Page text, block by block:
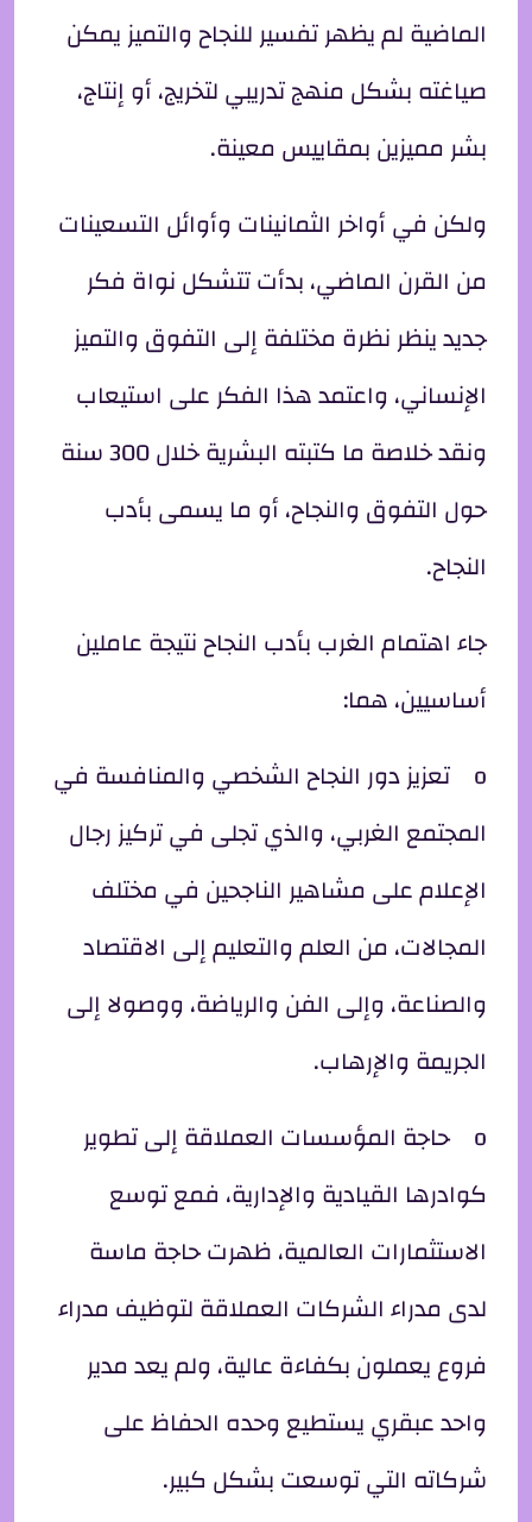
الماضية لم يظهر تفسير للنجاح والتميز يمكن
صياغته بشكل منهج تدريبي لتخريج، أو إنتاج،
بشر مميزين بمقاييس معينة.
ولكن في أواخر الثمانينات وأوائل التسعينات
من القرن الماضي، بدأت تتشكل نواة فكر
جديد ينظر نظرة مختلفة إلى التفوق والتميز
الإنساني، واعتمد هذا الفكر على استيعاب
ونقد خلاصة ما كتبته البشرية خلال 300 سنة
حول التفوق والنجاح، أو ما يسمى بأدب
النجاح.
جاء اهتمام الغرب بأدب النجاح نتيجة عاملين
أساسيين، هما:
o تعزيز دور النجاح الشخصي والمنافسة في
المجتمع الغربي، والذي تجلى في تركيز رجال
الإعلام على مشاهير الناجحين في مختلف
المجالات، من العلم والتعليم إلى الاقتصاد
والصناعة، وإلى الفن والرياضة، ووصولا إلى
الجريمة والإرهاب.
o حاجة المؤسسات العملاقة إلى تطوير
كوادرها القيادية والإدارية، فمع توسع
الاستثمارات العالمية، ظهرت حاجة ماسة
لدى مدراء الشركات العملاقة لتوظيف مدراء
فروع يعملون بكفاءة عالية، ولم يعد مدير
واحد عبقري يستطيع وحده الحفاظ على
شركاته التي توسعت بشكل كبير.